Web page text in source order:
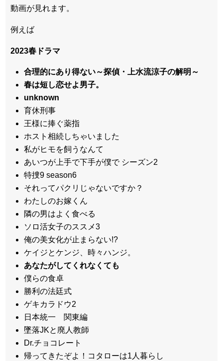
動画が見れます。
例えば
2023春ドラマ
合理的にあり得ない～探偵・上水流涼子の解明～
春は短し恋せよ男子。
unknown
育休刑事
王様に捧ぐ薬指
ホスト相続しちゃいました
私がヒモを飼うなんて
あいつが上手で下手が僕で シーズン2
特捜9 season6
それってパクリじゃないですか？
わたしのお嫁くん
隣の男はよく食べる
ソロ活女子のススメ3
俺の美女化が止まらない!?
ケイジとケンジ、時々ハンジ。
あなたがしてくれなくても
僕らの食卓
勝利の法廷式
ゲキカラドウ2
日本統一 関東編
墜落JKと廃人教師
Dr.チョコレート
帰ってきたぞよ！コタローは1人暮らし